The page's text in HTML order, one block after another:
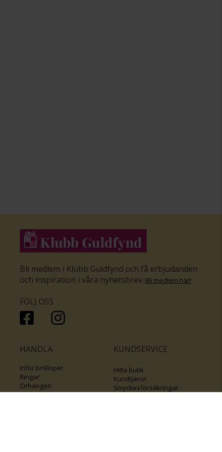
Bli medlem i Klubb Guldfynd och få erbjudanden
och inspiration i våra nyhetsbrev. Bli medlem här!
FÖLJ OSS
HANDLA
Inför bröllopet
Ringar
Örhängen
Halsband
KUNDSERVICE
Hitta butik
Kundtjänst
Smyckesförsäkringar